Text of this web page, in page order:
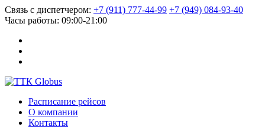
Связь с диспетчером: +7 (911) 777-44-99 +7 (949) 084-93-40
Часы работы: 09:00-21:00
Расписание рейсов
О компании
Контакты